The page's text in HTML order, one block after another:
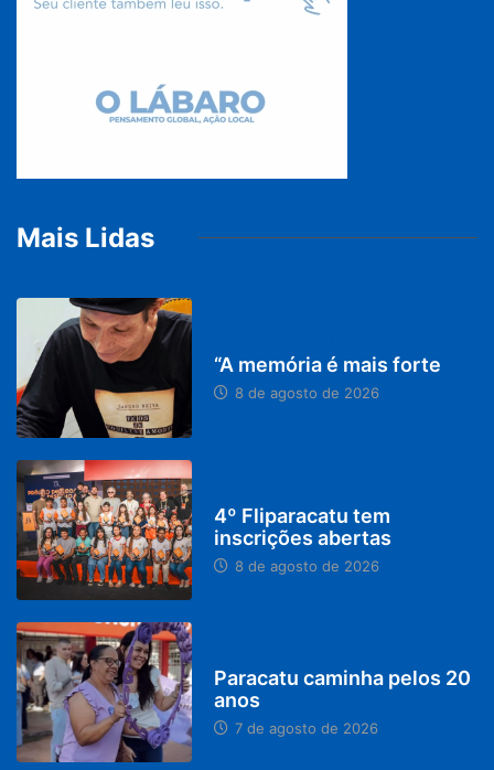
Mais Lidas
“A memória é mais forte
8 de agosto de 2026
4º Fliparacatu tem
inscrições abertas
8 de agosto de 2026
Paracatu caminha pelos 20
anos
7 de agosto de 2026